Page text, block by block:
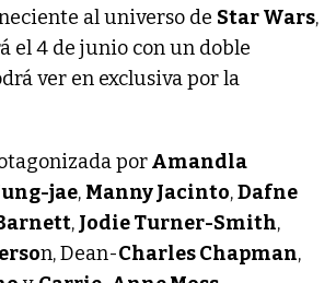
al universo de Star Wars,
el 4 de junio con un doble
ver en exclusiva por la
porAmandla
jae, Manny Jacinto,Dafne
, Jodie Turner-Smith,
n, Dean-Charles Chapman,